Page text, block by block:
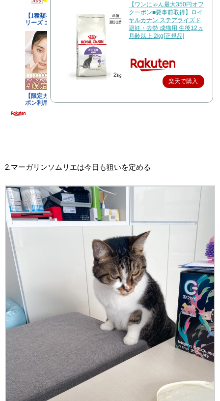
【ワンにゃん最大350円オフ
クーポン■要事前取得】ロイ
ヤルカナン ステアライズド
避妊・去勢 成猫用 生後12ヵ
月齢以上 2kg[正規品]
楽天で購入
2.マーガリンソムリエは今日も狙いを定める